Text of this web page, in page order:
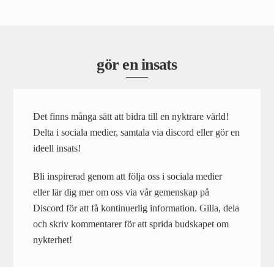
gör en insats
Det finns många sätt att bidra till en nyktrare värld!
Delta i sociala medier, samtala via discord eller gör en
ideell insats!
Bli inspirerad genom att följa oss i sociala medier
eller lär dig mer om oss via vår gemenskap på
Discord för att få kontinuerlig information. Gilla, dela
och skriv kommentarer för att sprida budskapet om
nykterhet!